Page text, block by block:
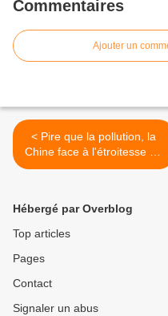
Commentaires
Ajouter un
< Pire que la pollution, la
Chine face à l'étroitesse de
ses ressources en eau
Hébergé par Overblog
Top articles
Pages
Contact
Signaler un abus